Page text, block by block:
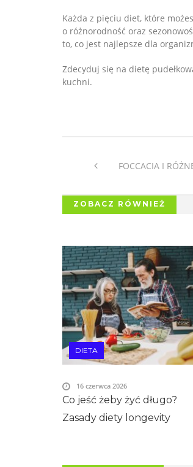
Każda z pięciu diet, które
o różnorodność oraz
to, co jest najlepsze dla
Zdecyduj się na dietę
kuchni.
FOCCACIA I
ZOBACZ RÓWNIEŻ
DIETA
Co jeść żeby żyć długo?
Zasady diety longevity
16 czerwca 2026